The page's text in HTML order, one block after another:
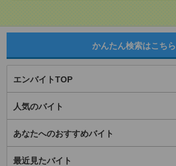
かんたん検索はこちら
エンバイトTOP
人気のバイト
あなたへのおすすめバイト
最近見たバイト